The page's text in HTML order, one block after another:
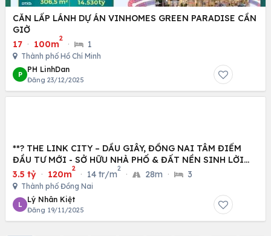
CĂN LẤP LÁNH DỰ ÁN VINHOMES GREEN PARADISE CẦN
GIỜ
17 · 100m
2
· 1
Thành phố Hồ Chí Minh
P
PH LinhDan
Đăng 23/12/2025
**? THE LINK CITY – DẦU GIÂY, ĐỒNG NAI TÂM ĐIỂM
ĐẦU TƯ MỚI - SỞ HỮU NHÀ PHỐ & ĐẤT NỀN SINH LỜI
CAO
3.5 tỷ · 120m
2
· 14 tr/m
2
· 28m · 3
Thành phố Đồng Nai
L
Lý Nhân Kiệt
Đăng 19/11/2025